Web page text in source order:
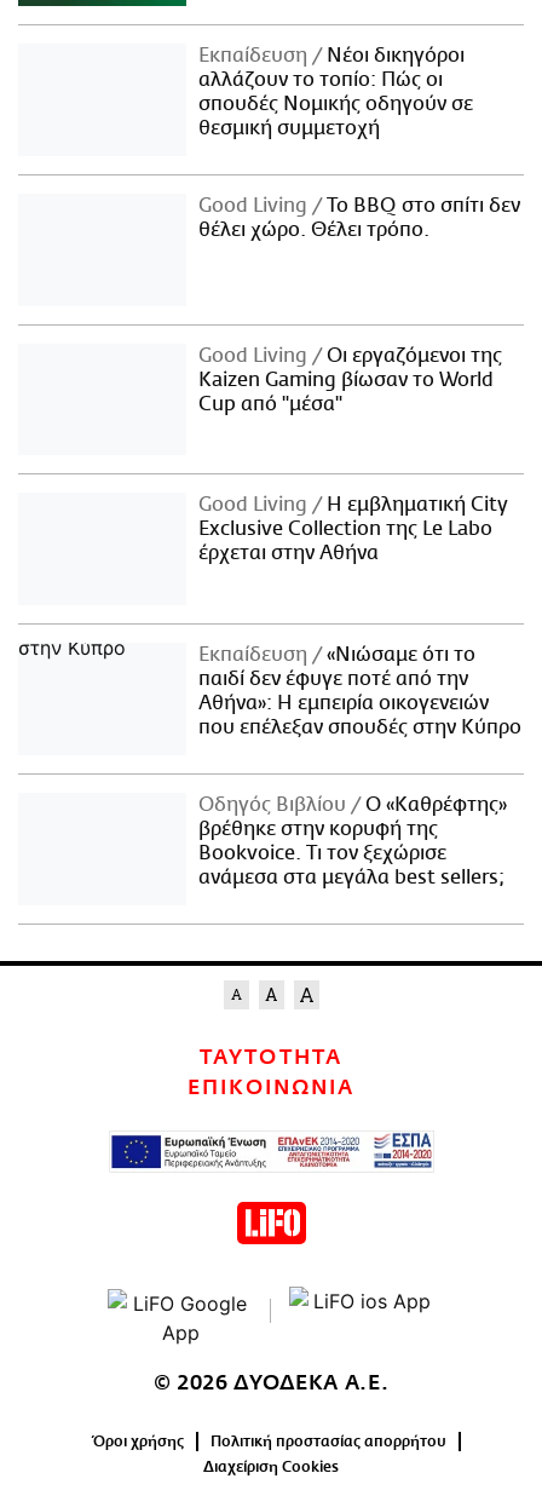
Εκπαίδευση
Νέοι δικηγόροι
αλλάζουν το τοπίο: Πώς οι
σπουδές Νομικής οδηγούν σε
θεσμική συμμετοχή
Good Living
Το BBQ στο σπίτι δεν
θέλει χώρο. Θέλει τρόπο.
Good Living
Οι εργαζόμενοι της
Kaizen Gaming βίωσαν το World
Cup από "μέσα"
Good Living
Η εμβληματική City
Exclusive Collection της Le Labo
έρχεται στην Αθήνα
Εκπαίδευση
«Νιώσαμε ότι το
παιδί δεν έφυγε ποτέ από την
Αθήνα»: Η εμπειρία οικογενειών
που επέλεξαν σπουδές στην Κύπρο
Οδηγός Βιβλίου
Ο «Καθρέφτης»
βρέθηκε στην κορυφή της
Bookvoice. Τι τον ξεχώρισε
ανάμεσα στα μεγάλα best sellers;
ΤΑΥΤΟΤΗΤΑ
ΕΠΙΚΟΙΝΩΝΙΑ
© 2026 ΔΥΟΔΕΚΑ Α.Ε.
Όροι χρήσης
Πολιτική προστασίας απορρήτου
Διαχείριση Cookies